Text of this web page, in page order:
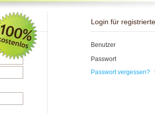
Login für
Benutzer
Passwort
Passwort vergessen?